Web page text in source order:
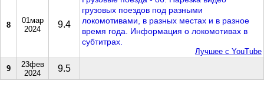
8
01мар
2024
9.4
грузовых поездов под разными
локомотивами, в разных местах и в разное
время года. Информация о локомотивах в
субтитрах.
Лучшее с YouTube
9
23фев
2024
9.5